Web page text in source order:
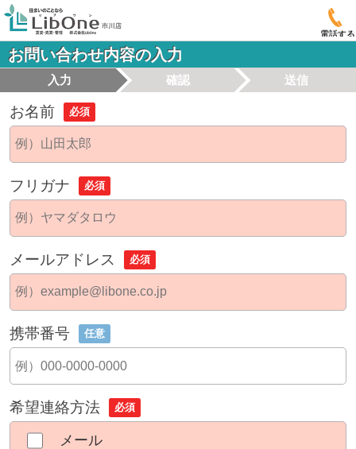
電話する
お問い合わせ内容の入力
入力 確認 送信
お名前 必須
フリガナ 必須
メールアドレス 必須
携帯番号 任意
希望連絡方法 必須
メール